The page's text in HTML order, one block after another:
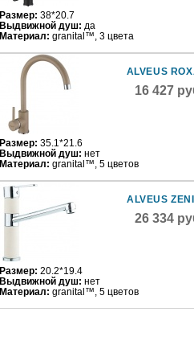
Размер: 38*20.7
Выдвижной душ:да
Материал:granital™, 3 цвета
ALVEUS
16 427
Размер: 35.1*21.6
Выдвижной душ:нет
Материал:granital™, 5 цветов
ALVEUS
26 334
Размер: 20.2*19.4
Выдвижной душ:нет
Материал:granital™, 5 цветов